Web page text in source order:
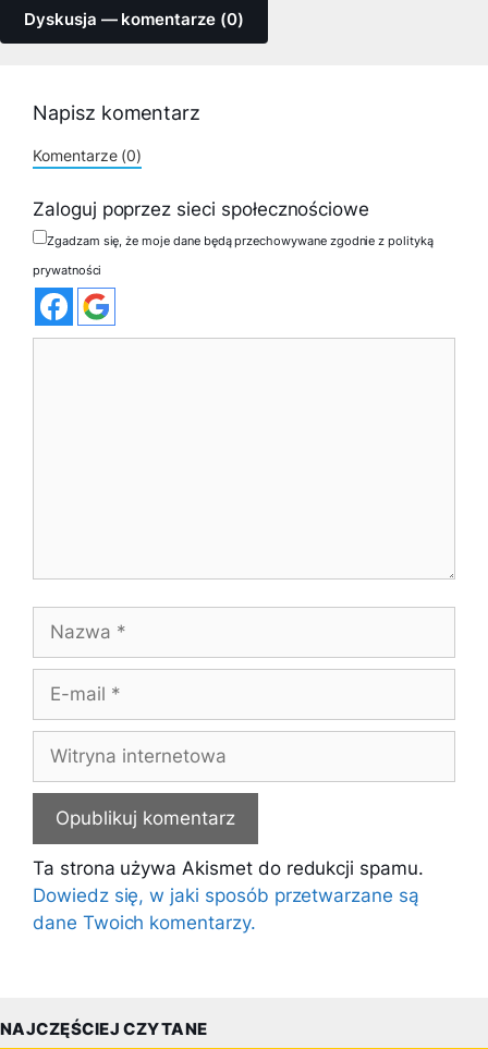
Dyskusja — komentarze (0)
Napisz komentarz
Komentarze (0)
Zaloguj poprzez sieci społecznościowe
Zgadzam się, że moje dane będą przechowywane zgodnie z polityką
prywatności
Nazwa
Witryna
internetowa
Ta strona używa Akismet do redukcji spamu.
Dowiedz się, w jaki sposób przetwarzane są
dane Twoich komentarzy.
NAJCZĘŚCIEJ CZYTANE